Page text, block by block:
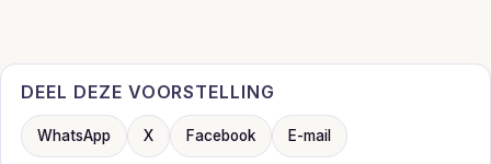
DEEL DEZE VOORSTELLING
WhatsApp X Facebook E-mail